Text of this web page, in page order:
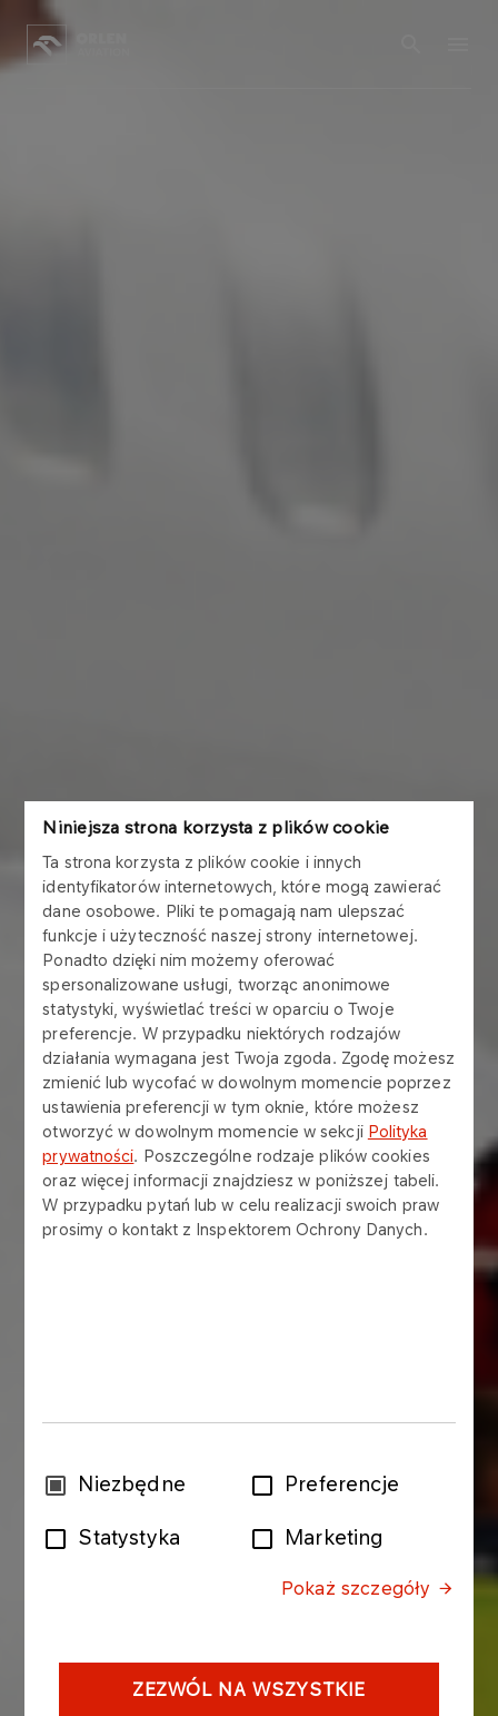
Niniejsza strona korzysta z plików cookie
Ta strona korzysta z plików cookie i innych
identyfikatorów internetowych, które mogą zawierać
dane osobowe. Pliki te pomagają nam ulepszać
funkcje i użyteczność naszej strony internetowej.
Ponadto dzięki nim możemy oferować
spersonalizowane usługi, tworząc anonimowe
statystyki, wyświetlać treści w oparciu o Twoje
preferencje. W przypadku niektórych rodzajów
działania wymagana jest Twoja zgoda. Zgodę możesz
zmienić lub wycofać w dowolnym momencie poprzez
ustawienia preferencji w tym oknie, które możesz
otworzyć w dowolnym momencie w sekcji Polityka
prywatności. Poszczególne rodzaje plików cookies
oraz więcej informacji znajdziesz w poniższej tabeli.
W przypadku pytań lub w celu realizacji swoich praw
prosimy o kontakt z Inspektorem Ochrony Danych.
WybórNiezbędne Preferencje
Statystyka Marketing
Pokaż szczegóły
ZEZWÓL NA WSZYSTKIE